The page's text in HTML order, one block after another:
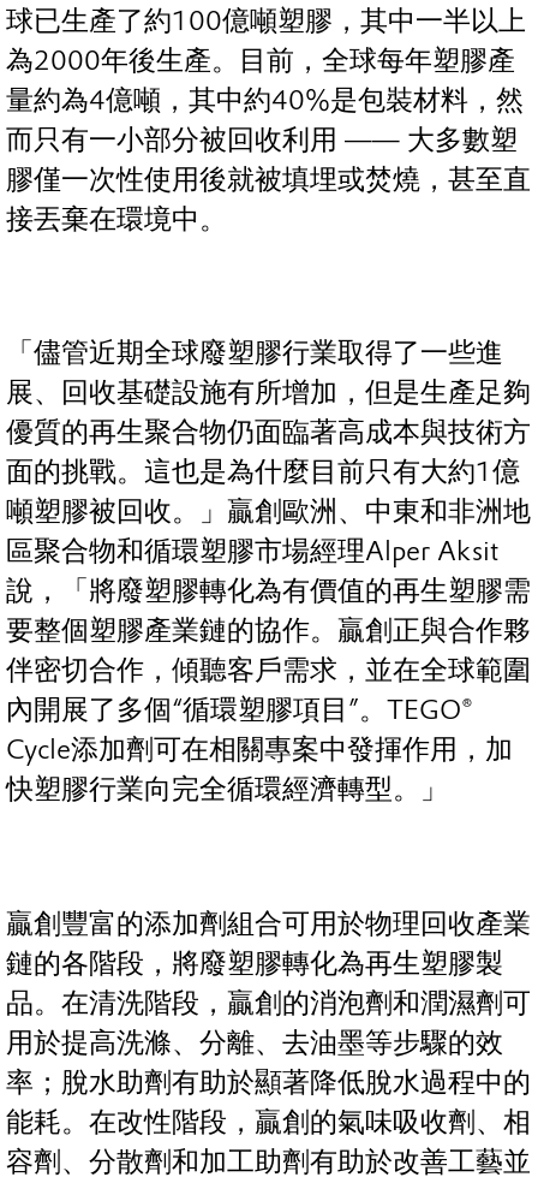
球已生產了約100億噸塑膠，其中一半以上
為2000年後生產。目前，全球每年塑膠產
量約為4億噸，其中約40%是包裝材料，然
而只有一小部分被回收利用 —— 大多數塑
膠僅一次性使用後就被填埋或焚燒，甚至直
接丟棄在環境中。
「儘管近期全球廢塑膠行業取得了一些進
展、回收基礎設施有所增加，但是生產足夠
優質的再生聚合物仍面臨著高成本與技術方
面的挑戰。這也是為什麼目前只有大約1億
噸塑膠被回收。」贏創歐洲、中東和非洲地
區聚合物和循環塑膠市場經理Alper Aksit
說，「將廢塑膠轉化為有價值的再生塑膠需
要整個塑膠產業鏈的協作。贏創正與合作夥
伴密切合作，傾聽客戶需求，並在全球範圍
內開展了多個“循環塑膠項目”。TEGO®
Cycle添加劑可在相關專案中發揮作用，加
快塑膠行業向完全循環經濟轉型。」
贏創豐富的添加劑組合可用於物理回收產業
鏈的各階段，將廢塑膠轉化為再生塑膠製
品。在清洗階段，贏創的消泡劑和潤濕劑可
用於提高洗滌、分離、去油墨等步驟的效
率；脫水助劑有助於顯著降低脫水過程中的
能耗。在改性階段，贏創的氣味吸收劑、相
容劑、分散劑和加工助劑有助於改善工藝並